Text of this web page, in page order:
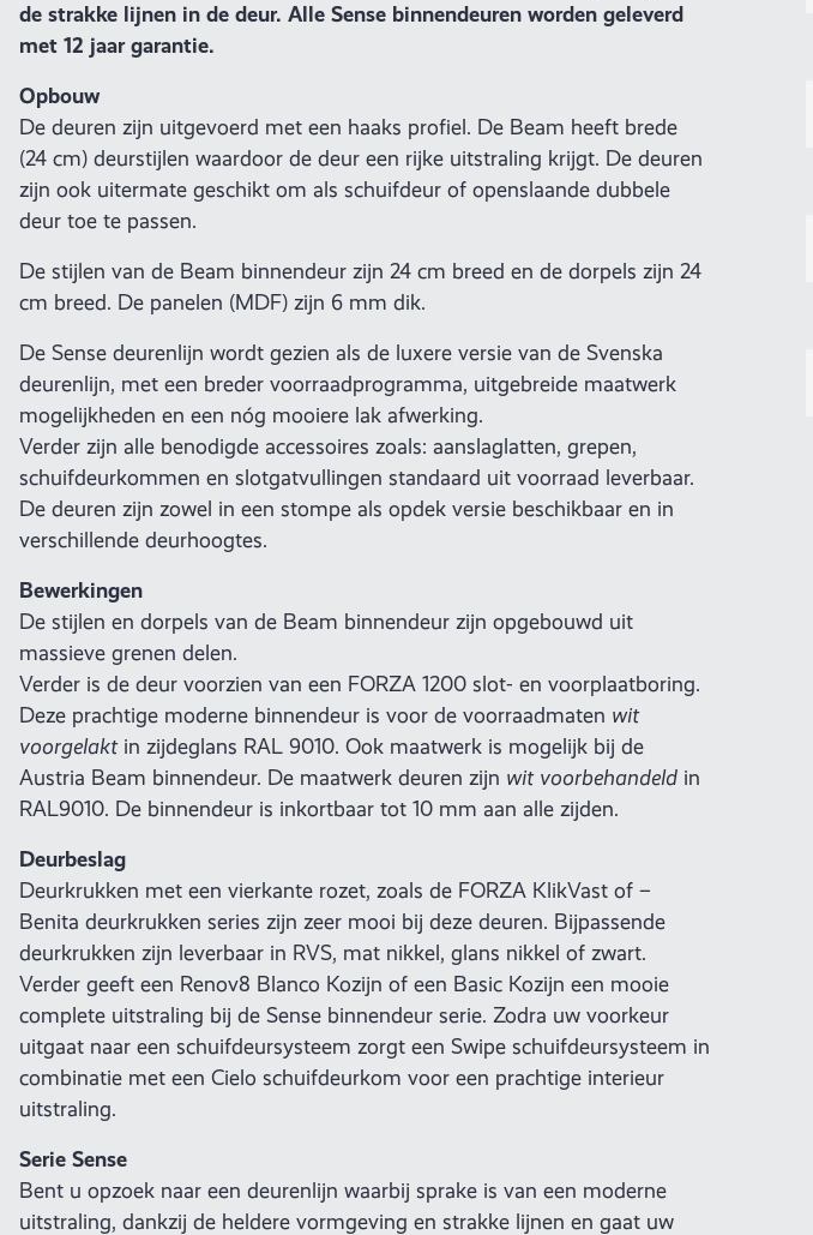
de strakke lijnen in de deur. Alle Sense binnendeuren worden geleverd
met 12 jaar garantie.
Opbouw
De deuren zijn uitgevoerd met een haaks profiel. De Beam heeft brede
(24 cm) deurstijlen waardoor de deur een rijke uitstraling krijgt. De deuren
zijn ook uitermate geschikt om als schuifdeur of openslaande dubbele
deur toe te passen.
De stijlen van de Beam binnendeur zijn 24 cm breed en de dorpels zijn 24
cm breed. De panelen (MDF) zijn 6 mm dik.
De Sense deurenlijn wordt gezien als de luxere versie van de Svenska
deurenlijn, met een breder voorraadprogramma, uitgebreide maatwerk
mogelijkheden en een nóg mooiere lak afwerking.
Verder zijn alle benodigde accessoires zoals: aanslaglatten, grepen,
schuifdeurkommen en slotgatvullingen standaard uit voorraad leverbaar.
De deuren zijn zowel in een stompe als opdek versie beschikbaar en in
verschillende deurhoogtes.
Bewerkingen
De stijlen en dorpels van de Beam binnendeur zijn opgebouwd uit
massieve grenen delen.
Verder is de deur voorzien van een FORZA 1200 slot- en voorplaatboring.
Deze prachtige moderne binnendeur is voor de voorraadmaten wit
voorgelaktin zijdeglans RAL 9010. Ook maatwerk is mogelijk bij de
Austria Beam binnendeur. De maatwerk deuren zijn wit voorbehandeld in
RAL9010. De binnendeur is inkortbaar tot 10 mm aan alle zijden.
Deurbeslag
Deurkrukken met een vierkante rozet, zoals de FORZA KlikVast of –
Benita deurkrukken series zijn zeer mooi bij deze deuren. Bijpassende
deurkrukken zijn leverbaar in RVS, mat nikkel, glans nikkel of zwart.
Verder geeft een Renov8 Blanco Kozijn of een Basic Kozijn een mooie
complete uitstraling bij de Sense binnendeur serie. Zodra uw voorkeur
uitgaat naar een schuifdeursysteem zorgt een Swipe schuifdeursysteem in
combinatie met een Cielo schuifdeurkom voor een prachtige interieur
uitstraling.
Serie Sense
Bent u opzoek naar een deurenlijn waarbij sprake is van een moderne
uitstraling, dankzij de heldere vormgeving en strakke lijnen en gaat uw